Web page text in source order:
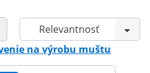
na výrobu muštu